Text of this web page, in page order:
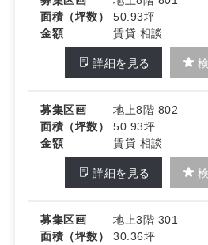
面積（坪数）
50.93坪
金額
賃貸 相談
詳細を見る
募集区画
地上8階 802
面積（坪数）
50.93坪
金額
賃貸 相談
詳細を見る
募集区画
地上3階 301
面積（坪数）
30.36坪